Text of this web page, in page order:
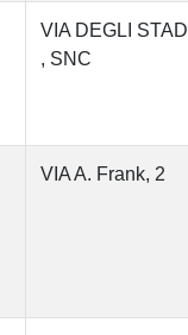
VIA DEGLI STADI
, SNC
VIA A. Frank, 2